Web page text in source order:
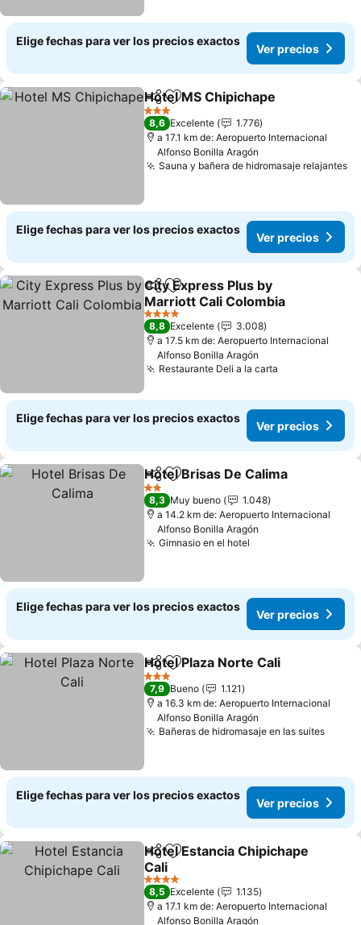
Elige fechas para ver los precios exactos
Ver precios
CompartirAgregar a favoritos
Hotel MS Chipichape
3 Estrellas
8,6 Excelente
1.776
a 17.1 km de: Aeropuerto Internacional
Alfonso Bonilla Aragón
Sauna y bañera de hidromasaje relajantes
Elige fechas para ver los precios exactos
Ver precios
CompartirAgregar a favoritos
City Express Plus by
Marriott Cali Colombia
4 Estrellas
8,8 Excelente
3.008
a 17.5 km de: Aeropuerto Internacional
Alfonso Bonilla Aragón
Restaurante Deli a la carta
Elige fechas para ver los precios exactos
Ver precios
CompartirAgregar a favoritos
Hotel Brisas De Calima
2 Estrellas
8,3 Muy bueno
1.048
a 14.2 km de: Aeropuerto Internacional
Alfonso Bonilla Aragón
Gimnasio en el hotel
Elige fechas para ver los precios exactos
Ver precios
CompartirAgregar a favoritos
Hotel Plaza Norte Cali
3 Estrellas
7,9 Bueno
1.121
a 16.3 km de: Aeropuerto Internacional
Alfonso Bonilla Aragón
Bañeras de hidromasaje en las suites
Elige fechas para ver los precios exactos
Ver precios
CompartirAgregar a favoritos
Hotel Estancia Chipichape
Cali
4 Estrellas
8,5 Excelente
1.135
a 17.1 km de: Aeropuerto Internacional
Alfonso Bonilla Aragón